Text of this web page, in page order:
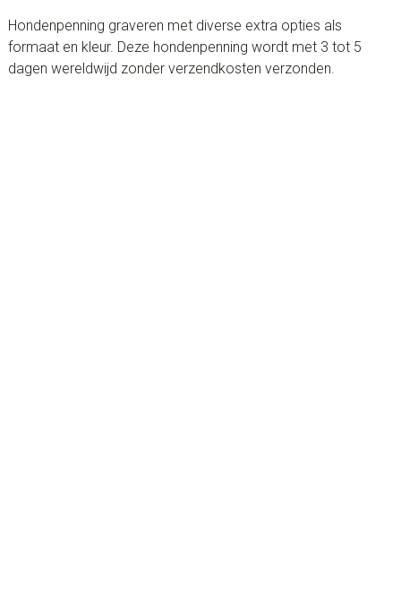
Hondenpenning graveren met diverse extra opties als
formaat en kleur. Deze hondenpenning wordt met 3 tot 5
dagen wereldwijd zonder verzendkosten verzonden.